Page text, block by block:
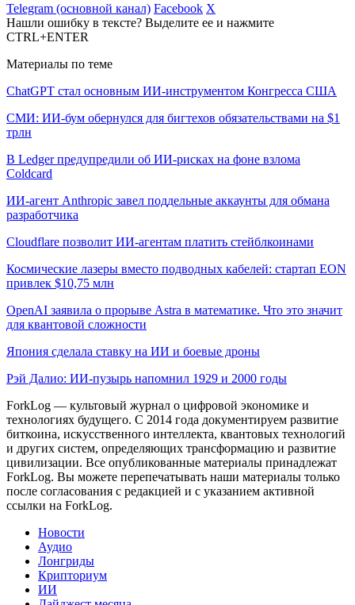
Telegram (основной канал) Facebook X
Нашли ошибку в тексте? Выделите ее и нажмите
CTRL+ENTER
Материалы по теме
ChatGPT стал основным ИИ-инструментом Конгресса США
СМИ: ИИ-бум обернулся для бигтехов обязательствами на $1
трлн
В Ledger предупредили об ИИ-рисках на фоне взлома
Coldcard
ИИ-агент Anthropic завел поддельные аккаунты для обмана
разработчика
Cloudflare позволит ИИ-агентам платить стейблкоинами
Космические лазеры вместо подводных кабелей: стартап EON
привлек $10,75 млн
OpenAI заявила о прорыве Astra в математике. Что это значит
для квантовой сложности
Япония сделала ставку на ИИ и боевые дроны
Рэй Далио: ИИ-пузырь напомнил 1929 и 2000 годы
ForkLog — культовый журнал о цифровой экономике и
технологиях будущего. С 2014 года документируем развитие
биткоина, искусственного интеллекта, квантовых технологий
и других систем, определяющих трансформацию и развитие
цивилизации. Все опубликованные материалы принадлежат
ForkLog. Вы можете перепечатывать наши материалы только
после согласования с редакцией и с указанием активной
ссылки на ForkLog.
Новости
Аудио
Лонгриды
Крипториум
ИИ